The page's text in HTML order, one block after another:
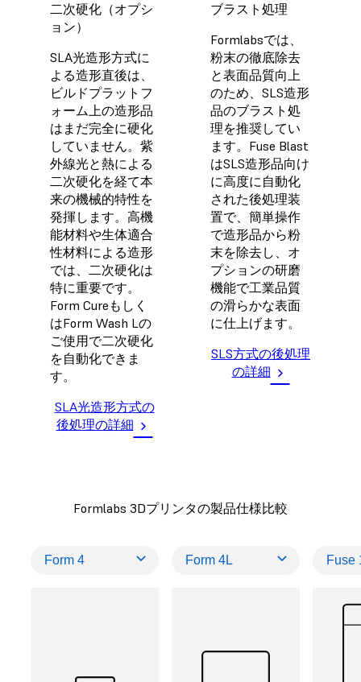
二次硬化（オプシ
ョン）
SLA光造形方式に
よる造形直後は、
ビルドプラットフ
ォーム上の造形品
はまだ完全に硬化
していません。紫
外線光と熱による
二次硬化を経て本
来の機械的特性を
発揮します。高機
能材料や生体適合
性材料による造形
では、二次硬化は
特に重要です。
Form Cureもしく
はForm Wash Lの
ご使用で二次硬化
を自動化できま
す。
SLA光造形方式の
後処理の詳細
ブラスト処理
Formlabsでは、
粉末の徹底除去
と表面品質向上
のため、SLS造形
品のブラスト処
理を推奨してい
ます。Fuse Blast
はSLS造形品向け
に高度に自動化
された後処理装
置で、簡単操作
で造形品から粉
末を除去し、オ
プションの研磨
機能で工業品質
の滑らかな表面
に仕上げます。
SLS方式の後処理
の詳細
Formlabs 3Dプリンタの製品仕様比較